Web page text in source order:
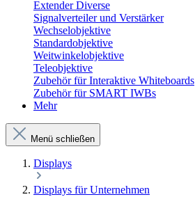
Extender Diverse
Signalverteiler und Verstärker
Wechselobjektive
Standardobjektive
Weitwinkelobjektive
Teleobjektive
Zubehör für Interaktive Whiteboards
Zubehör für SMART IWBs
Mehr
Menü schließen
Displays
Displays für Unternehmen